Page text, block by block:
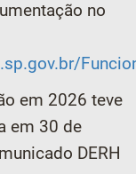
no
em 2026 teve
em 30 de
DERH